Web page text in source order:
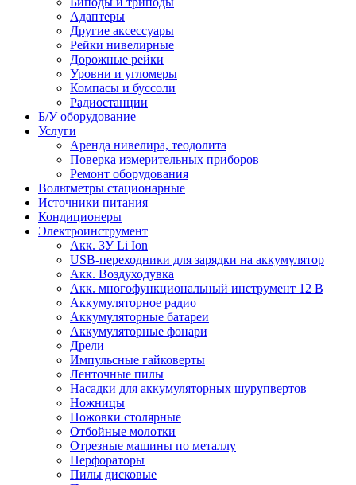
Адаптеры
Другие аксессуары
Рейки нивелирные
Дорожные рейки
Уровни и угломеры
Компасы и буссоли
Радиостанции
Б/У оборудование
Услуги
Аренда нивелира, теодолита
Поверка измерительных приборов
Ремонт оборудования
Вольтметры стационарные
Источники питания
Кондиционеры
Электроинструмент
Aкк. ЗУ Li Ion
USB-переходники для зарядки на аккумулятор
Акк. Воздуходувка
Акк. многофункциональный инструмент 12 В
Аккумуляторное радио
Аккумуляторные батареи
Аккумуляторные фонари
Дрели
Импульсные гайковерты
Ленточные пилы
Насадки для аккумуляторных шурупвертов
Ножницы
Ножовки столярные
Отбойные молотки
Отрезные машины по металлу
Перфораторы
Пилы дисковые